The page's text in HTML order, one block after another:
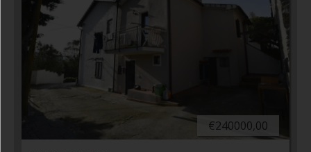
€240000,00